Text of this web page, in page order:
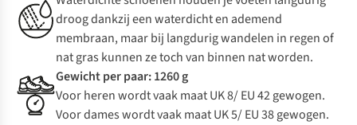
droog dankzij een waterdicht en ademend
membraan, maar bij langdurig wandelen in regen of
nat gras kunnen ze toch van binnen nat worden.
Gewicht per paar: 1260 g
Voor heren wordt vaak maat UK 8/ EU 42 gewogen.
Voor dames wordt vaak maat UK 5/ EU 38 gewogen.